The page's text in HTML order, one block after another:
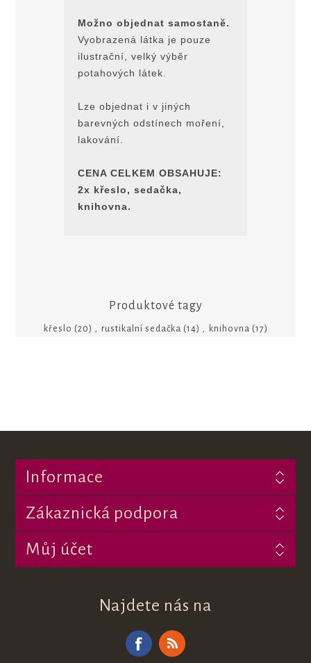
Možno objednat samostanĕ.
Vyobrazená látka je pouze
ilustrační, velký výbĕr
potahových látek.
Lze objednat i v jiných
barevných odstínech moření,
lakování.
CENA CELKEM OBSAHUJE:
2x křeslo, sedačka,
knihovna.
Produktové tagy
křeslo (20) rustikalní sedačka (14) knihovna (17)
Informace
Zákaznická podpora
Můj účet
Najdete nás na